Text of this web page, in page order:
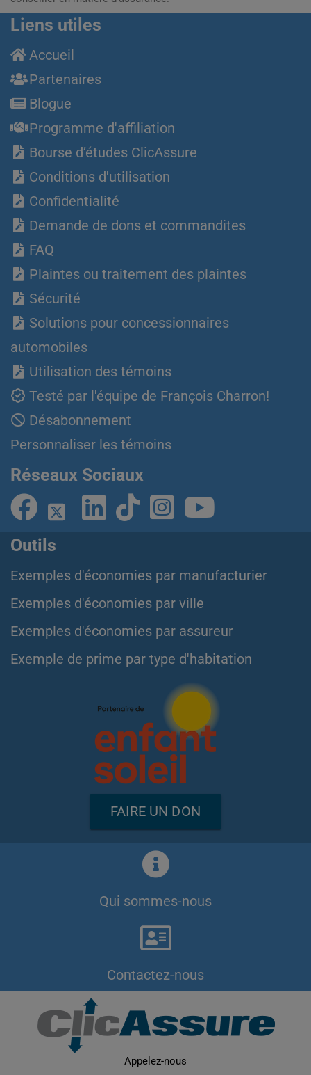
Liens utiles
Accueil
Partenaires
Blogue
Programme d'affiliation
Bourse d’études ClicAssure
Conditions d'utilisation
Confidentialité
Demande de dons et commandites
FAQ
Plaintes ou traitement des plaintes
Sécurité
Solutions pour concessionnaires
automobiles
Utilisation des témoins
Testé par l'équipe de François Charron!
Désabonnement
Personnaliser les témoins
Réseaux Sociaux
Outils
Exemples d'économies par manufacturier
Exemples d'économies par ville
Exemples d'économies par assureur
Exemple de prime par type d'habitation
FAIRE UN DON
Qui sommes-nous
Contactez-nous
Appelez-nous